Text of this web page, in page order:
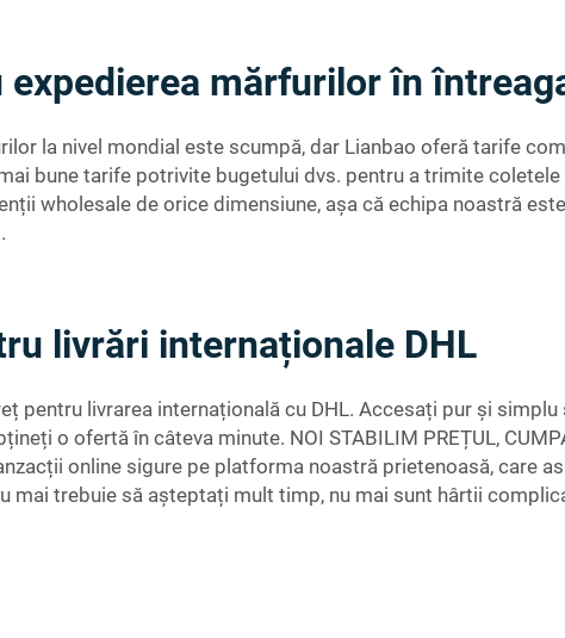
mărfurilor în
la nivel mondial este scumpă, dar Lianbao oferă tarife
bune tarife potrivite bugetului dvs. pentru a trimite coletele
wholesale de orice dimensiune, așa că echipa noastră
livrări internaționale DHL
pentru livrarea internațională cu DHL. Accesați pur și
o ofertă în câteva minute. NOI STABILIM PREȚUL,
online sigure pe platforma noastră prietenoasă, care
trebuie să așteptați mult timp, nu mai sunt hârtii